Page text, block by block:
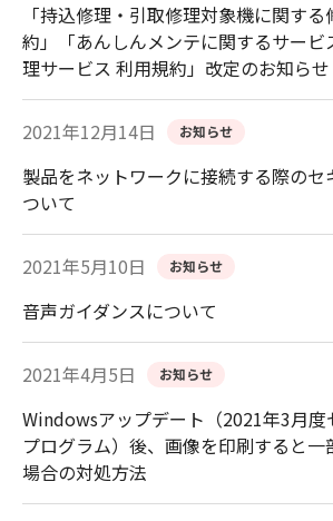
「持込修理・引取修理対象機に関す
約」「あんしんメンテに関するサービ
理サービス 利用規約」改定のお知らせ
2021年12月14日 お知らせ
製品をネットワークに接続する際のセ
ついて
2021年5月10日 お知らせ
音声ガイダンスについて
2021年4月5日 お知らせ
Windowsアップデート（2021年3月度
プログラム）後、画像を印刷すると一
場合の対処方法